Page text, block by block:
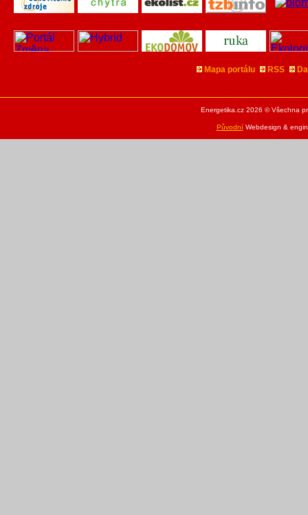
Mapa portálu RSS
Energetika.cz 2026 © Všechna
Původní Webdesign &